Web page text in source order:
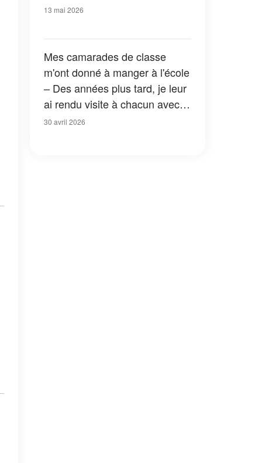
13 mai 2026
Mes camarades de classe
m'ont donné à manger à l'école
– Des années plus tard, je leur
ai rendu visite à chacun avec
un petit sac en papier brun
30 avril 2026